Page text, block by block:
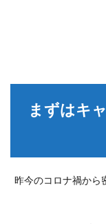
まずはキ
昨今のコロナ禍から